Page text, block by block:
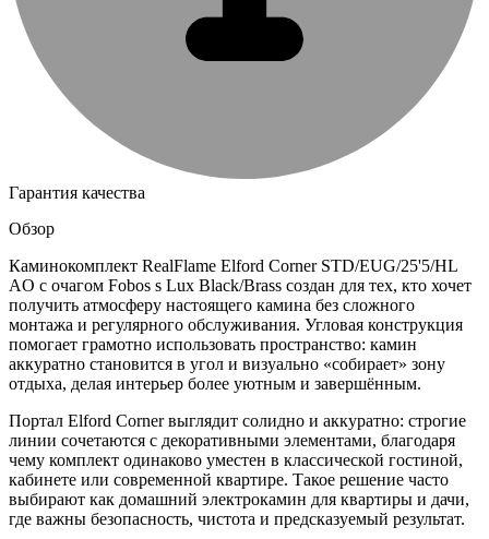
Гарантия качества
Обзор
Каминокомплект RealFlame Elford Corner STD/EUG/25'5/HL
AO с очагом Fobos s Lux Black/Brass создан для тех, кто хочет
получить атмосферу настоящего камина без сложного
монтажа и регулярного обслуживания. Угловая конструкция
помогает грамотно использовать пространство: камин
аккуратно становится в угол и визуально «собирает» зону
отдыха, делая интерьер более уютным и завершённым.
Портал Elford Corner выглядит солидно и аккуратно: строгие
линии сочетаются с декоративными элементами, благодаря
чему комплект одинаково уместен в классической гостиной,
кабинете или современной квартире. Такое решение часто
выбирают как домашний электрокамин для квартиры и дачи,
где важны безопасность, чистота и предсказуемый результат.